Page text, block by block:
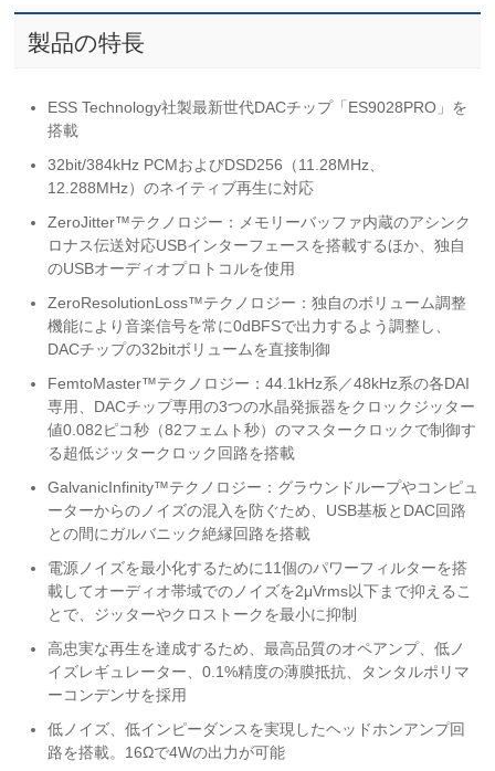
製品の特長
ESS Technology社製最新世代DACチップ「ES9028PRO」を
搭載
32bit/384kHz PCMおよびDSD256（11.28MHz、
12.288MHz）のネイティブ再生に対応
ZeroJitter™テクノロジー：メモリーバッファ内蔵のアシンク
ロナス伝送対応USBインターフェースを搭載するほか、独自
のUSBオーディオプロトコルを使用
ZeroResolutionLoss™テクノロジー：独自のボリューム調整
機能により音楽信号を常に0dBFSで出力するよう調整し、
DACチップの32bitボリュームを直接制御
FemtoMaster™テクノロジー：44.1kHz系／48kHz系の各DAI
専用、DACチップ専用の3つの水晶発振器をクロックジッター
値0.082ピコ秒（82フェムト秒）のマスタークロックで制御す
る超低ジッタークロック回路を搭載
GalvanicInfinity™テクノロジー：グラウンドループやコンピュ
ーターからのノイズの混入を防ぐため、USB基板とDAC回路
との間にガルバニック絶縁回路を搭載
電源ノイズを最小化するために11個のパワーフィルターを搭
載してオーディオ帯域でのノイズを2μVrms以下まで抑えるこ
とで、ジッターやクロストークを最小に抑制
高忠実な再生を達成するため、最高品質のオペアンプ、低ノ
イズレギュレーター、0.1%精度の薄膜抵抗、タンタルポリマ
ーコンデンサを採用
低ノイズ、低インピーダンスを実現したヘッドホンアンプ回
路を搭載。16Ωで4Wの出力が可能